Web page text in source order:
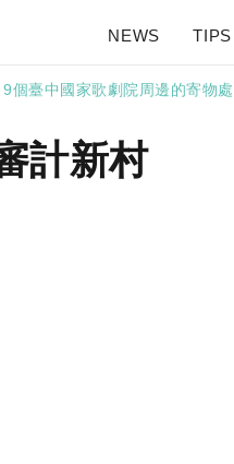
NEWS TIPS
9個臺中國家歌劇院周邊的寄物
計新村